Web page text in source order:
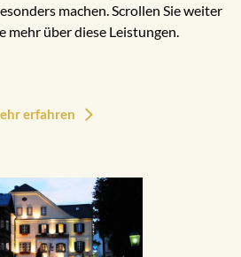
machen. Scrollen Sie weiter
mehr über diese Leistungen.
erfahren